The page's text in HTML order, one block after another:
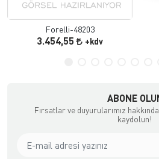
Forelli-48203
3.454,55 +kdv
ABONE
Fırsatlar ve duyurularımız
kaydolun!